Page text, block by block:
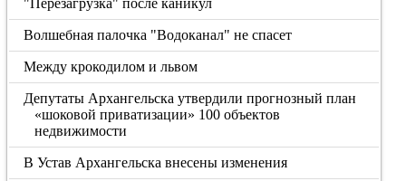
"Перезагрузка" после каникул
Волшебная палочка "Водоканал" не спасет
Между крокодилом и львом
Депутаты Архангельска утвердили прогнозный план
«шоковой приватизации» 100 объектов
недвижимости
В Устав Архангельска внесены изменения